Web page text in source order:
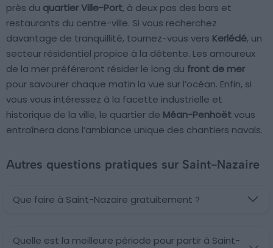
près du quartier Ville-Port, à deux pas des bars et
restaurants du centre-ville. Si vous recherchez
davantage de tranquillité, tournez-vous vers Kerlédé, un
secteur résidentiel propice à la détente. Les amoureux
de la mer préféreront résider le long du front de mer
pour savourer chaque matin la vue sur l’océan. Enfin, si
vous vous intéressez à la facette industrielle et
historique de la ville, le quartier de Méan-Penhoëtvous
entraînera dans l’ambiance unique des chantiers navals.
Autres questions pratiques sur Saint-Nazaire
Que faire à Saint-Nazaire gratuitement ?
Quelle est la meilleure période pour partir à Saint-